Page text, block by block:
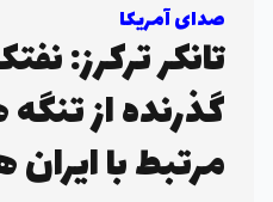
صدای آمریکا
تانکر ترکرز:
گذرنده از
مرتبط با